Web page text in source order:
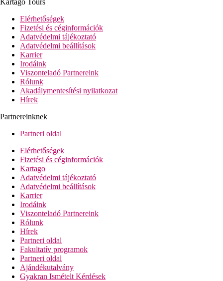
Külön nappali
Deluxe lakosztály (55 m2)
1 king méretu kétszemélyes ágy
Melegfürdo
Erkély
Junior lakosztály (60 m2)
1 king méretu kétszemélyes ágy
Melegfürdo
Erkély
Sport és szórakozás
A szállodában egy fitneszközpont és egy szaunával és
masszázzsal ellátott wellnessközpont is található. Egy
szépségszalon is muködik. A szálloda a város központjában
található, és kiváló kiindulópont Kairó kulturális és történelmi
emlékeinek felfedezéséhez.
Vendéglátás
A szállást étkezés nélkül biztosítjuk, vagy svédasztalos reggelit is
vásárolhatunk.
Bankkártyák
Fizethet a szállodában American Express, Mastercard, VISA
kártyákkal.
Távolságok
Kartago Tours
Elérhetőségek
Fizetési és céginformációk
Adatvédelmi tájékoztató
Adatvédelmi beállítások
Karrier
Irodáink
Viszonteladó Partnereink
Rólunk
Akadálymentesítési nyilatkozat
Hírek
Partnereinknek
Partneri oldal
Elérhetőségek
Fizetési és céginformációk
Kartago
Adatvédelmi tájékoztató
Adatvédelmi beállítások
Karrier
Irodáink
Viszonteladó Partnereink
Rólunk
Hírek
Partneri oldal
Fakultatív programok
Partneri oldal
Ajándékutalvány
Gyakran Ismételt Kérdések